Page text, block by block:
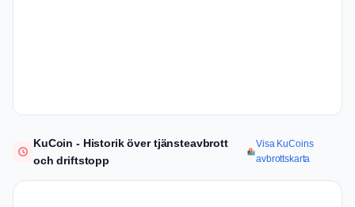
KuCoin - Historik över tjänsteavbrott
och driftstopp
Visa KuCoins
avbrottskarta